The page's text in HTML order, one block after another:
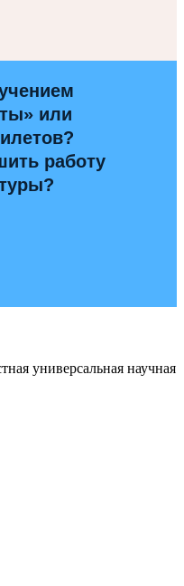
или
работу
универсальная научная